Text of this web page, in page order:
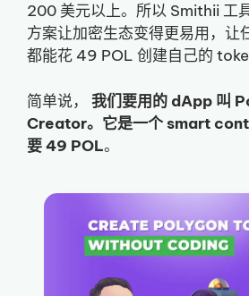
200 美元以上。所以 Smithii 工
方案让加密生态变得更易用，让
都能花 49 POL 创建自己的
简单说， 我们要用的 dApp 叫
Creator。它是一个 smart
要 49 POL。